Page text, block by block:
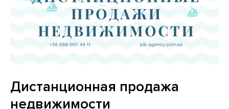
Дистанционная продажа
недвижимости